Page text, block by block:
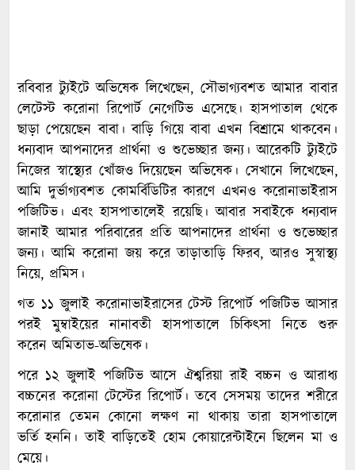
রবিবার ট্যুইটে অভিষেক লিখেছেন, সৌভাগ্যবশত আমার বাবার
লেটেস্ট করোনা রিপোর্ট নেগেটিভ এসেছে। হাসপাতাল থেকে
ছাড়া পেয়েছেন বাবা। বাড়ি গিয়ে বাবা এখন বিশ্রামে থাকবেন।
ধন্যবাদ আপনাদের প্রার্থনা ও শুভেচ্ছার জন্য। আরেকটি ট্যুইটে
নিজের স্বাস্থ্যের খোঁজও দিয়েছেন অভিষেক। সেখানে লিখেছেন,
আমি দুর্ভাগ্যবশত কোমর্বিডিটির কারণে এখনও করোনাভাইরাস
পজিটিভ। এবং হাসপাতালেই রয়েছি। আবার সবাইকে ধন্যবাদ
জানাই আমার পরিবারের প্রতি আপনাদের প্রার্থনা ও শুভেচ্ছার
জন্য। আমি করোনা জয় করে তাড়াতাড়ি ফিরব, আরও সুস্বাস্থ্য
নিয়ে, প্রমিস।
গত ১১ জুলাই করোনাভাইরাসের টেস্ট রিপোর্ট পজিটিভ আসার
পরই মুম্বাইয়ের নানাবতী হাসপাতালে চিকিৎসা নিতে শুরু
করেন অমিতাভ-অভিষেক।
পরে ১২ জুলাই পজিটিভ আসে ঐশ্বরিয়া রাই বচ্চন ও আরাধ্য
বচ্চনের করোনা টেস্টের রিপোর্ট। তবে সেসময় তাদের শরীরে
করোনার তেমন কোনো লক্ষণ না থাকায় তারা হাসপাতালে
ভর্তি হননি। তাই বাড়িতেই হোম কোয়ারেন্টাইনে ছিলেন মা ও
মেয়ে।